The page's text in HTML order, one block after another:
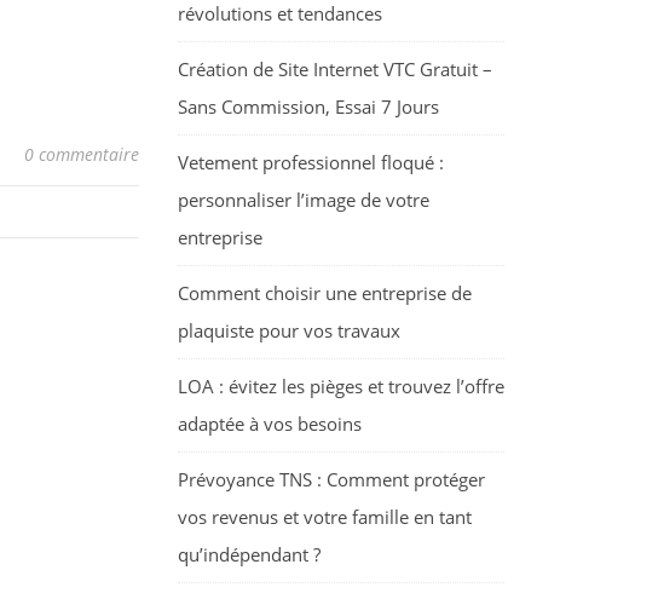
0 commentaire
révolutions et tendances
Création de Site Internet VTC Gratuit –
Sans Commission, Essai 7 Jours
Vetement professionnel floqué :
personnaliser l’image de votre
entreprise
Comment choisir une entreprise de
plaquiste pour vos travaux
LOA : évitez les pièges et trouvez l’offre
adaptée à vos besoins
Prévoyance TNS : Comment protéger
vos revenus et votre famille en tant
qu’indépendant ?